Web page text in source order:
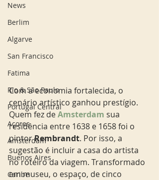
News
Berlim
Algarve
San Francisco
Fatima
Rio & São Paulo
Portugal Central
Açores
Amsterdam
Buenos Aires
Caribe
Com a economia fortalecida, o
cenário artístico ganhou prestígio.
Quem fez de Amsterdam sua
residência entre 1638 e 1658 foi o
pintor Rembrandt. Por isso, a
sugestão é incluir a casa do artista
no roteiro da viagem. Transformado
em museu, o espaço, de cinco